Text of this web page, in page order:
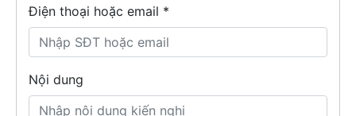
Điện thoại hoặc email *
Nội dung